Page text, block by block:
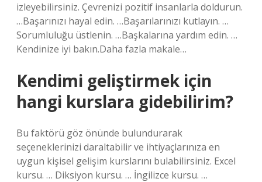
izleyebilirsiniz. Çevrenizi pozitif insanlarla doldurun.
…Başarınızı hayal edin. …Başarılarınızı kutlayın. …
Sorumluluğu üstlenin. …Başkalarına yardım edin. …
Kendinize iyi bakın.Daha fazla makale…
Kendimi geliştirmek için
hangi kurslara gidebilirim?
Bu faktörü göz önünde bulundurarak
seçeneklerinizi daraltabilir ve ihtiyaçlarınıza en
uygun kişisel gelişim kurslarını bulabilirsiniz. Excel
kursu. … Diksiyon kursu. … İngilizce kursu. …